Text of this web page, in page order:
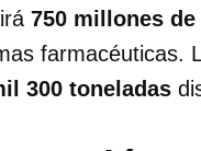
750 millones de
farmacéuticas.
300 toneladas